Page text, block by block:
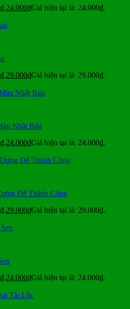
24.000₫Giá hiện tại là: 24.000₫.
29.000₫Giá hiện tại là: 29.000₫.
Nhật Bản
24.000₫Giá hiện tại là: 24.000₫.
Để Thành Công
29.000₫Giá hiện tại là: 29.000₫.
24.000₫Giá hiện tại là: 24.000₫.